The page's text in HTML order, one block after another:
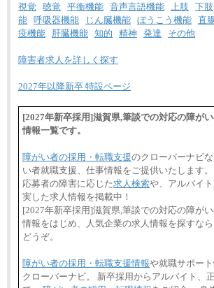
視覚
聴覚 平衡機能 音声言語機能 上肢 下肢
能 呼吸器機能 じん臓機能 ぼうこう機能 直
疫機能
肝臓機能 知的 精神 発達 その他
障害者求人を詳しく探す
2027年以降新卒 特設ページ
[2027年新卒採用]滋賀県,筆談での対応の障が
情報一覧です。
障がい者の採用・転職支援のクローバーナビ
い者就職支援、仕事情報をご提供いたします。
応募者の障害に応じた求人検索や、アルバイ
実した求人情報を掲載中！
[2027年新卒採用]滋賀県,筆談での対応の障が
情報をはじめ、人気企業の求人情報を探すな
どうぞ。
障がい者の採用・転職支援情報や就職サポー
クローバーナビ。 新卒採用からアルバイト、